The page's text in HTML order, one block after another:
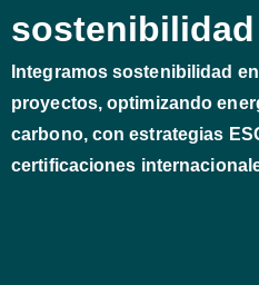
sostenibilidad
Integramos sostenibilidad
proyectos, optimizando
carbono, con estrategias
certificaciones